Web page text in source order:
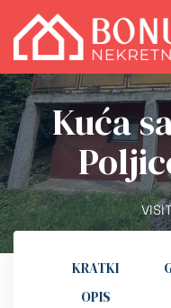
Kuća
KRATKI
OPIS